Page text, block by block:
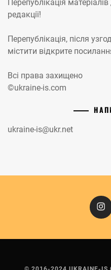
Перепублікація
редакції!
Перепублікація, після
містити відкрите
Всі права захищено
©ukraine-is.com
ukraine-is@ukr.net